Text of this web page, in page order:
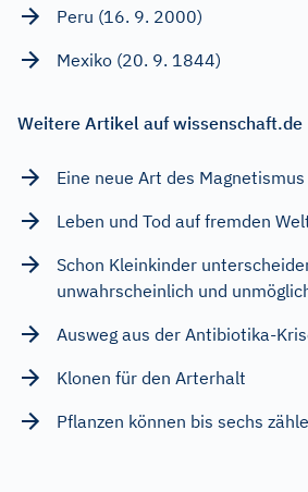
Peru (16. 9. 2000)
Mexiko (20. 9. 1844)
Weitere Artikel auf wissenschaft.de
Eine neue Art des Magnetismus
Leben und Tod auf fremden
Schon Kleinkinder
unwahrscheinlich und
Ausweg aus der Antibiotika-
Klonen für den Arterhalt
Pflanzen können bis sechs